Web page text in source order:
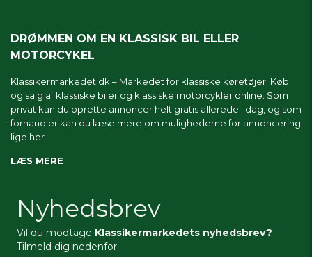
DRØMMEN OM EN KLASSISK BIL ELLER
MOTORCYKEL
Klassikermarkedet.dk – Markedet for klassiske køretøjer. Køb
og salg af klassiske biler og klassiske motorcykler online. Som
privat kan du oprette annoncer helt gratis allerede i dag, og som
forhandler kan du læse mere om mulighederne for annoncering
lige her.
LÆS MERE
Nyhedsbrev
Vil du modtage Klassikermarkedets nyhedsbrev?
Tilmeld dig nedenfor.